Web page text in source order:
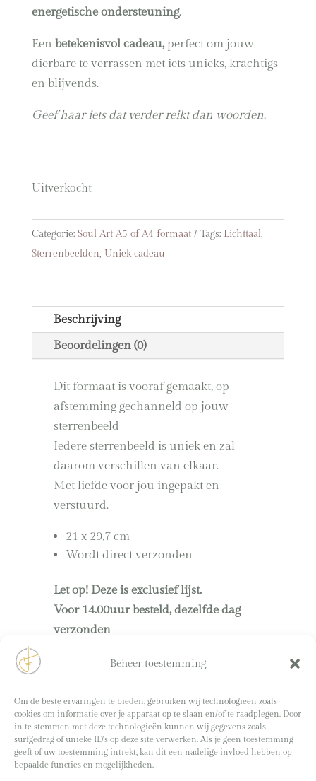
Beheer toestemming
Om de beste ervaringen te bieden, gebruiken wij technologieën zoals
cookies om informatie over je apparaat op te slaan en/of te raadplegen. Door
in te stemmen met deze technologieën kunnen wij gegevens zoals
surfgedrag of unieke ID's op deze site verwerken. Als je geen toestemming
geeft of uw toestemming intrekt, kan dit een nadelige invloed hebben op
bepaalde functies en mogelijkheden.
energetische ondersteuning.
Een betekenisvol cadeau,perfect om jouw
dierbare te verrassen met iets unieks, krachtigs
en blijvends.
Geef haar iets dat verder reikt dan woorden.
Uitverkocht
Categorie: Soul Art A5 of A4 formaat Tags: Lichttaal,
Sterrenbeelden, Uniek cadeau
Beschrijving
Beoordelingen (0)
Dit formaat is vooraf gemaakt, op
afstemming gechanneld op jouw
sterrenbeeld
Iedere sterrenbeeld is uniek en zal
daarom verschillen van elkaar.
Met liefde voor jou ingepakt en
verstuurd.
21 x 29,7 cm
Wordt direct verzonden
Let op! Deze is exclusief lijst.
Voor 14.00uur besteld, dezelfde dag
verzonden
Branding shoot Sabrina door:Eva Bours
Overige foto’s door:Sabrina en Margot Akkerman